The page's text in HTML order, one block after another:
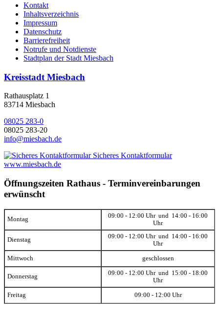
Kontakt
Inhaltsverzeichnis
Impressum
Datenschutz
Barrierefreiheit
Notrufe und Notdienste
Stadtplan der Stadt Miesbach
Kreisstadt Miesbach
Rathausplatz 1
83714 Miesbach
08025 283-0
08025 283-20
info@miesbach.de
Sicheres Kontaktformular
www.miesbach.de
Öffnungszeiten Rathaus - Terminvereinbarungen
erwünscht
Montag
09:00 - 12:00 Uhr und 14:00 - 16:00
Uhr
Dienstag
09:00 - 12:00 Uhr und 14:00 - 16:00
Uhr
Mittwoch geschlossen
Donnerstag
09:00 - 12:00 Uhr und 15:00 - 18:00
Uhr
Freitag 09:00 - 12:00 Uhr